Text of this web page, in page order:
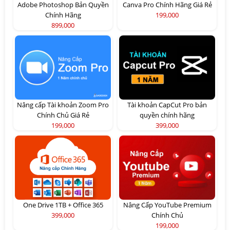
Adobe Photoshop Bản Quyền
Chính Hãng
899,000
Canva Pro Chính Hãng Giá Rẻ
199,000
Nâng cấp Tài khoản Zoom Pro
Chính Chủ Giá Rẻ
199,000
Tài khoản CapCut Pro bản
quyền chính hãng
399,000
One Drive 1TB + Office 365
399,000
Nâng Cấp YouTube Premium
Chính Chủ
199,000